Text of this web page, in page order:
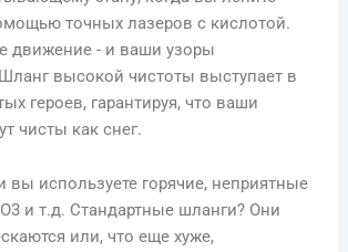
точных лазеров с кислотой.
движение - и ваши узоры
высокой чистоты выступает в
героев, гарантируя, что ваши
чисты как снег.
вы используете горячие, неприятные
и т.д. Стандартные шланги? Они
или, что еще хуже,